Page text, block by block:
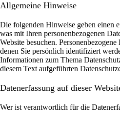
Allgemeine Hinweise
Die folgenden Hinweise geben einen
was mit Ihren personenbezogenen
Website besuchen.
denen Sie persönlich identifiziert
Informationen zum Thema
diesem Text aufgeführten
Datenerfassung auf dieser
Wer ist verantwortlich für die